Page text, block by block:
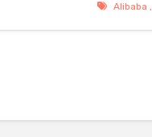
Alibaba ,